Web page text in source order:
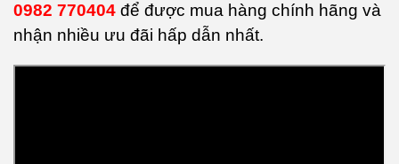
0982 770404 để được mua hàng chính hãng và
nhận nhiều ưu đãi hấp dẫn nhất.